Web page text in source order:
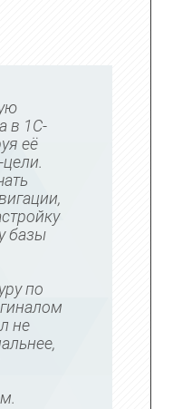
в 1С-
её
базы
по
не